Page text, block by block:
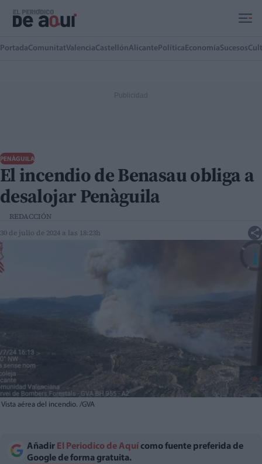
PortadaComunitatValenciaCastellónAlicante Política EconomíaSucesos
PENÀGUILA
El incendio de Benasau obliga a
desalojar Penàguila
REDACCIÓN
30 de julio de 2024 a las 18:23h
Vista aérea del incendio. /GVA
Añadir El Periodico de Aquí como fuente preferida de
Google de forma gratuita.